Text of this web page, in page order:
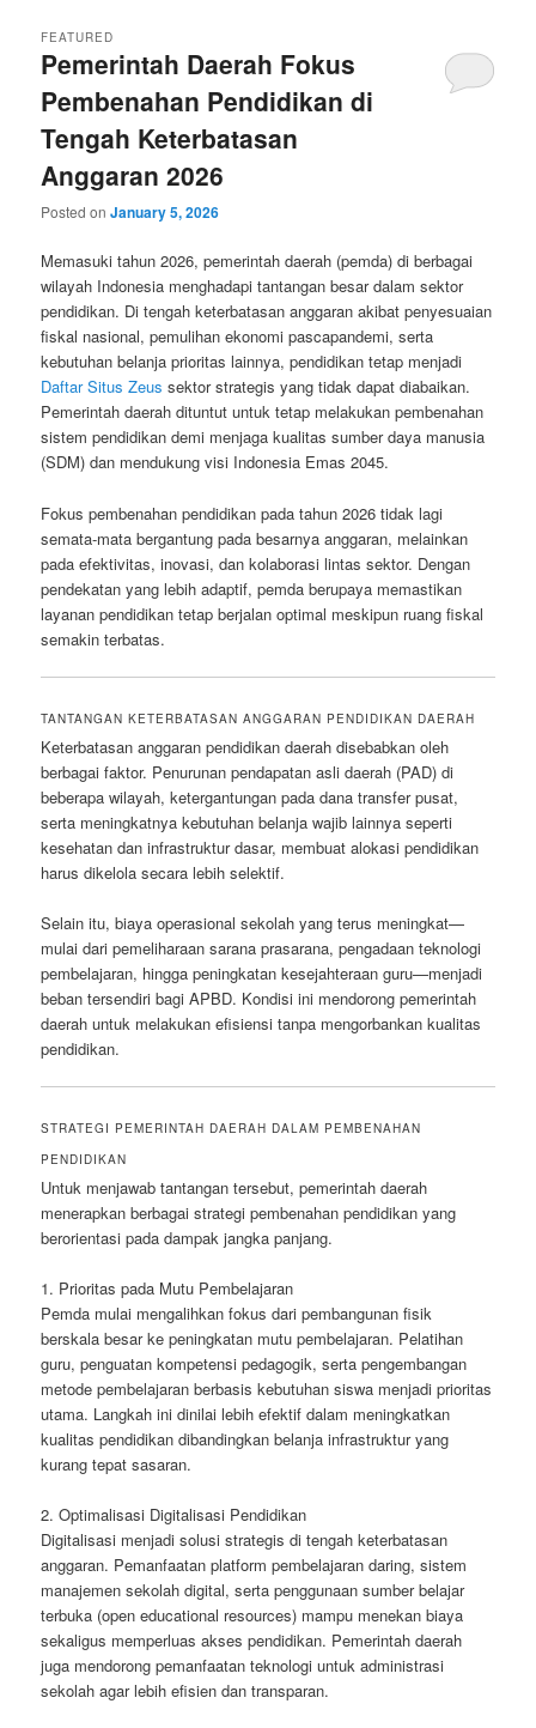
Pemerintah Daerah Fokus
Pembenahan Pendidikan di
Tengah Keterbatasan
Anggaran 2026
FEATURED
Posted onJanuary 5, 2026
Memasuki tahun 2026, pemerintah daerah (pemda) di berbagai
wilayah Indonesia menghadapi tantangan besar dalam sektor
pendidikan. Di tengah keterbatasan anggaran akibat penyesuaian
fiskal nasional, pemulihan ekonomi pascapandemi, serta
kebutuhan belanja prioritas lainnya, pendidikan tetap menjadi
Daftar Situs Zeus sektor strategis yang tidak dapat diabaikan.
Pemerintah daerah dituntut untuk tetap melakukan pembenahan
sistem pendidikan demi menjaga kualitas sumber daya manusia
(SDM) dan mendukung visi Indonesia Emas 2045.
Fokus pembenahan pendidikan pada tahun 2026 tidak lagi
semata-mata bergantung pada besarnya anggaran, melainkan
pada efektivitas, inovasi, dan kolaborasi lintas sektor. Dengan
pendekatan yang lebih adaptif, pemda berupaya memastikan
layanan pendidikan tetap berjalan optimal meskipun ruang fiskal
semakin terbatas.
TANTANGAN KETERBATASAN ANGGARAN PENDIDIKAN DAERAH
Keterbatasan anggaran pendidikan daerah disebabkan oleh
berbagai faktor. Penurunan pendapatan asli daerah (PAD) di
beberapa wilayah, ketergantungan pada dana transfer pusat,
serta meningkatnya kebutuhan belanja wajib lainnya seperti
kesehatan dan infrastruktur dasar, membuat alokasi pendidikan
harus dikelola secara lebih selektif.
Selain itu, biaya operasional sekolah yang terus meningkat—
mulai dari pemeliharaan sarana prasarana, pengadaan teknologi
pembelajaran, hingga peningkatan kesejahteraan guru—menjadi
beban tersendiri bagi APBD. Kondisi ini mendorong pemerintah
daerah untuk melakukan efisiensi tanpa mengorbankan kualitas
pendidikan.
STRATEGI PEMERINTAH DAERAH DALAM PEMBENAHAN
PENDIDIKAN
Untuk menjawab tantangan tersebut, pemerintah daerah
menerapkan berbagai strategi pembenahan pendidikan yang
berorientasi pada dampak jangka panjang.
1. Prioritas pada Mutu Pembelajaran
Pemda mulai mengalihkan fokus dari pembangunan fisik
berskala besar ke peningkatan mutu pembelajaran. Pelatihan
guru, penguatan kompetensi pedagogik, serta pengembangan
metode pembelajaran berbasis kebutuhan siswa menjadi prioritas
utama. Langkah ini dinilai lebih efektif dalam meningkatkan
kualitas pendidikan dibandingkan belanja infrastruktur yang
kurang tepat sasaran.
2. Optimalisasi Digitalisasi Pendidikan
Digitalisasi menjadi solusi strategis di tengah keterbatasan
anggaran. Pemanfaatan platform pembelajaran daring, sistem
manajemen sekolah digital, serta penggunaan sumber belajar
terbuka (open educational resources) mampu menekan biaya
sekaligus memperluas akses pendidikan. Pemerintah daerah
juga mendorong pemanfaatan teknologi untuk administrasi
sekolah agar lebih efisien dan transparan.